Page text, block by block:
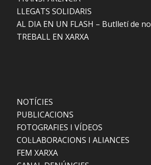
LLEGATS SOLIDARIS
AL DIA EN UN FLASH – Butlletí de
TREBALL EN XARXA
NOTÍCIES
PUBLICACIONS
FOTOGRAFIES I VÍDEOS
COL·LABORACIONS I ALIANCES
FEM XARXA